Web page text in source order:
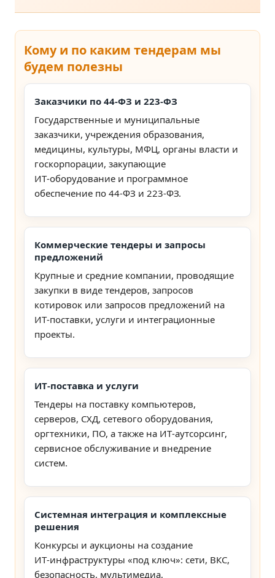
Кому и по каким тендерам мы
будем полезны
Заказчики по 44‑ФЗ и 223‑ФЗ
Государственные и муниципальные
заказчики, учреждения образования,
медицины, культуры, МФЦ, органы власти и
госкорпорации, закупающие
ИТ‑оборудование и программное
обеспечение по 44‑ФЗ и 223‑ФЗ.
Коммерческие тендеры и запросы
предложений
Крупные и средние компании, проводящие
закупки в виде тендеров, запросов
котировок или запросов предложений на
ИТ‑поставки, услуги и интеграционные
проекты.
ИТ‑поставка и услуги
Тендеры на поставку компьютеров,
серверов, СХД, сетевого оборудования,
оргтехники, ПО, а также на ИТ‑аутсорсинг,
сервисное обслуживание и внедрение
систем.
Системная интеграция и комплексные
решения
Конкурсы и аукционы на создание
ИТ‑инфраструктуры «под ключ»: сети, ВКС,
безопасность, мультимедиа,